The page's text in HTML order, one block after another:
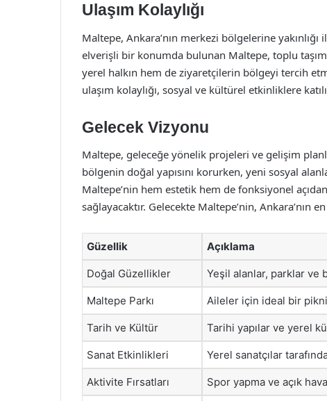
Ulaşım Kolaylığı
Maltepe, Ankara’nın merkezi bölgelerine
elverişli bir konumda bulunan Maltepe, toplu
yerel halkın hem de ziyaretçilerin bölgeyi tercih
ulaşım kolaylığı, sosyal ve kültürel etkinliklere
Gelecek Vizyonu
Maltepe, geleceğe yönelik projeleri ve gelişim
bölgenin doğal yapısını korurken, yeni sosyal
Maltepe’nin hem estetik hem de fonksiyonel
sağlayacaktır. Gelecekte Maltepe’nin, Ankara’nın
Güzellik Açıklama
Doğal Güzellikler Yeşil alanlar, parklar ve
Maltepe Parkı Aileler için ideal bir
Tarih ve Kültür Tarihi yapılar ve yerel
Sanat Etkinlikleri Yerel sanatçılar
Aktivite Fırsatları Spor yapma ve açık